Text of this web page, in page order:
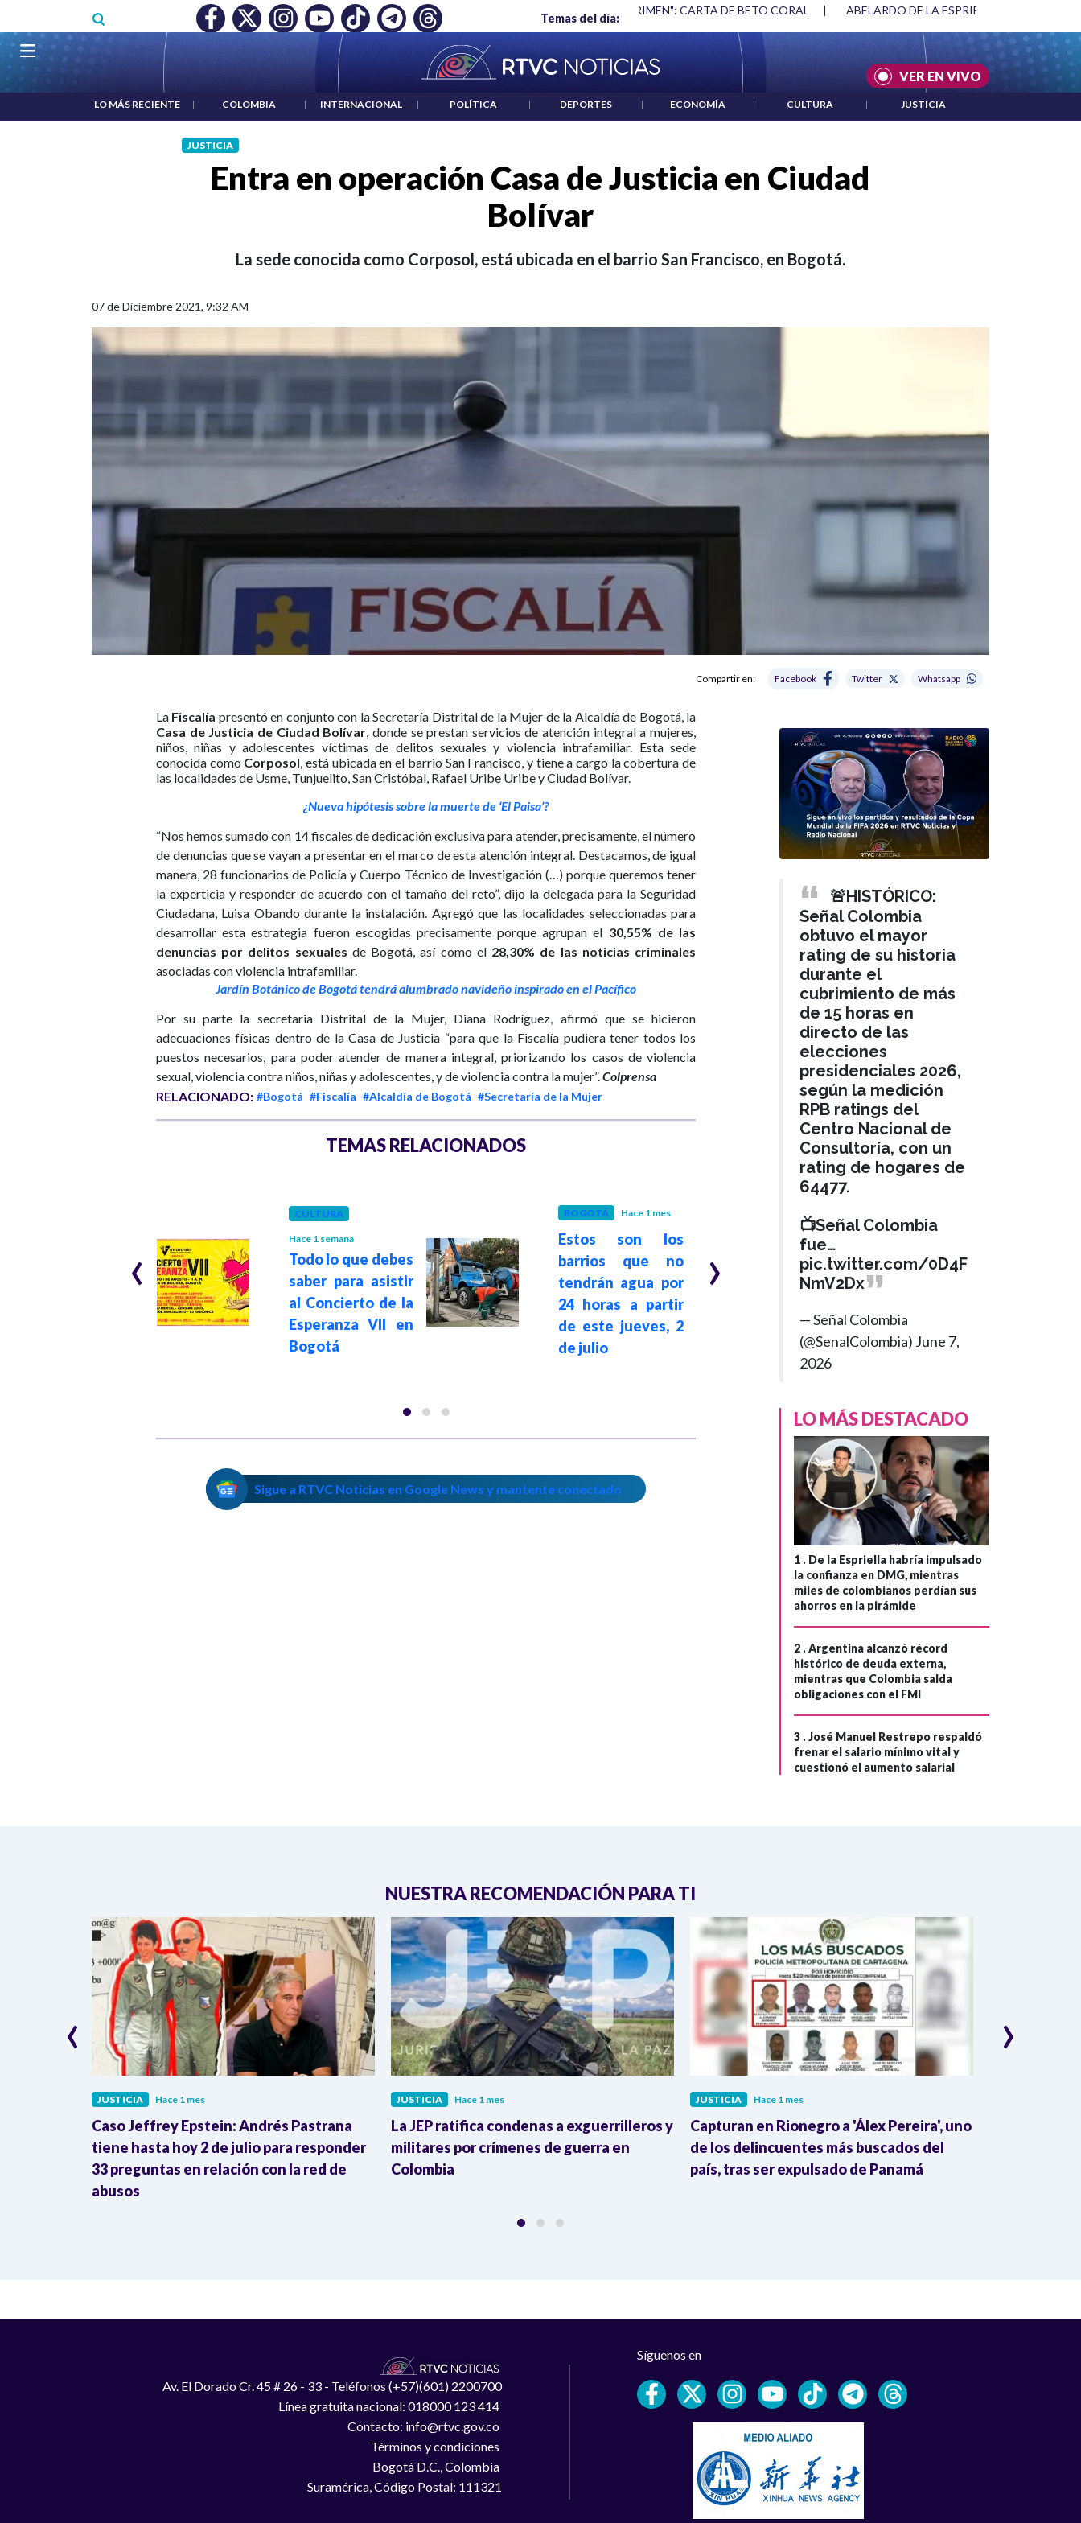
Temas del día:
MÍNIMO NO DESTRUYÓ EMPLEO: JP MORGAN | "HABLAR NO ES UN CRIMEN": CARTA DE BETO CORAL ABELARDO DE LA ESPRIELLA Y DMG | ACUERDOS ENTRE ESTADOS UNIDOS
VER EN VIVO
Navegación principal
LO MÁS RECIENTE | COLOMBIA | INTERNACIONAL | POLÍTICA | DEPORTES | ECONOMÍA | CULTURA | JUSTICIA
JUSTICIA
Entra en operación Casa de Justicia en Ciudad
Bolívar
La sede conocida como Corposol, está ubicada en el barrio San Francisco, en Bogotá.
07 de Diciembre 2021, 9:32 AM
Compartir en: Facebook Twitter Whatsapp
La Fiscalía presentó en conjunto con la Secretaría Distrital de la Mujer de la Alcaldía de Bogotá, la
Casa de Justicia de Ciudad Bolívar, donde se prestan servicios de atención integral a mujeres,
niños, niñas y adolescentes víctimas de delitos sexuales y violencia intrafamiliar. Esta sede
conocida como Corposol, está ubicada en el barrio San Francisco, y tiene a cargo la cobertura de
las localidades de Usme, Tunjuelito, San Cristóbal, Rafael Uribe Uribe y Ciudad Bolívar.
¿Nueva hipótesis sobre la muerte de ‘El Paisa’?
“Nos hemos sumado con 14 fiscales de dedicación exclusiva para atender, precisamente, el número
de denuncias que se vayan a presentar en el marco de esta atención integral. Destacamos, de igual
manera, 28 funcionarios de Policía y Cuerpo Técnico de Investigación (…) porque queremos tener
la experticia y responder de acuerdo con el tamaño del reto”, dijo la delegada para la Seguridad
Ciudadana, Luisa Obando durante la instalación. Agregó que las localidades seleccionadas para
desarrollar esta estrategia fueron escogidas precisamente porque agrupan el 30,55% de las
denuncias por delitos sexuales de Bogotá, así como el 28,30% de las noticias criminales
asociadas con violencia intrafamiliar.
Jardín Botánico de Bogotá tendrá alumbrado navideño inspirado en el Pacífico
Por su parte la secretaria Distrital de la Mujer, Diana Rodríguez, afirmó que se hicieron
adecuaciones físicas dentro de la Casa de Justicia “para que la Fiscalía pudiera tener todos los
puestos necesarios, para poder atender de manera integral, priorizando los casos de violencia
sexual, violencia contra niños, niñas y adolescentes, y de violencia contra la mujer”.Colprensa
RELACIONADO: #Bogotá #Fiscalía #Alcaldía de Bogotá #Secretaría de la Mujer
TEMAS RELACIONADOS
progresista para
CULTURA
Hace 1 semana
Todo lo que debes
saber para asistir
al Concierto de la
Esperanza VII en
Bogotá
BOGOTÁ Hace 1 mes
Estos son los
barrios que no
tendrán agua por
24 horas a partir
de este jueves, 2
de julio
BOGOTÁ Hace 1 mes
Así será el Pico y
Placa regional que
regirá este lunes
para el ingreso a
Bogotá
‹ ›
Sigue a RTVC Noticias en Google News y mantente conectado
🚨HISTÓRICO:
Señal Colombia
obtuvo el mayor
rating de su historia
durante el
cubrimiento de más
de 15 horas en
directo de las
elecciones
presidenciales 2026,
según la medición
RPB ratings del
Centro Nacional de
Consultoría, con un
rating de hogares de
64477.
📺Señal Colombia
fue…
pic.twitter.com/0D4F
NmV2Dx
— Señal Colombia
(@SenalColombia) June 7,
2026
LO MÁS DESTACADO
1 . De la Espriella habría impulsado
la confianza en DMG, mientras
miles de colombianos perdían sus
ahorros en la pirámide
2 .Argentina alcanzó récord
histórico de deuda externa,
mientras que Colombia salda
obligaciones con el FMI
3 .José Manuel Restrepo respaldó
frenar el salario mínimo vital y
cuestionó el aumento salarial
NUESTRA RECOMENDACIÓN PARA TI
JUSTICIA Hace 1 mes
Caso Jeffrey Epstein: Andrés Pastrana
tiene hasta hoy 2 de julio para responder
33 preguntas en relación con la red de
abusos
JUSTICIA Hace 1 mes
La JEP ratifica condenas a exguerrilleros y
militares por crímenes de guerra en
Colombia
JUSTICIA Hace 1 mes
Capturan en Rionegro a 'Álex Pereira', uno
de los delincuentes más buscados del
país, tras ser expulsado de Panamá
‹ ›
Av. El Dorado Cr. 45 # 26 - 33 - Teléfonos (+57)(601) 2200700
Línea gratuita nacional: 018000 123 414
Contacto: info@rtvc.gov.co
Términos y condiciones
Bogotá D.C., Colombia
Suramérica, Código Postal: 111321
Síguenos en